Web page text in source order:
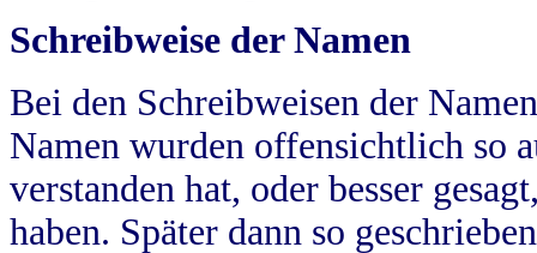
Schreibweise der Namen
Bei den Schreibweisen der
Namen wurden offensichtlich so
verstanden hat, oder besser
haben. Später dann so